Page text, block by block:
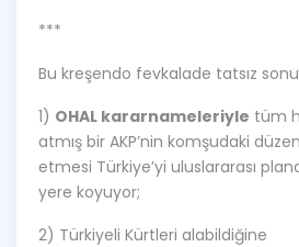
***
Bu kreşendo fevkalade tatsız
1) OHAL kararnameleriyle tüm
atmış bir AKP’nin komşudaki
etmesi Türkiye’yi uluslararası
yere koyuyor;
2) Türkiyeli Kürtleri alabildiğine